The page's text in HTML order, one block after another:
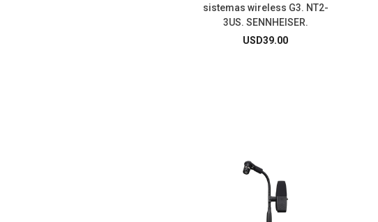
sistemas wireless G3. NT2-
3US. SENNHEISER.
USD39.00